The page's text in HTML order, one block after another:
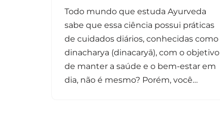
Todo mundo que estuda Ayurveda
sabe que essa ciência possui práticas
de cuidados diários, conhecidas como
dinacharya (dinacaryā), com o objetivo
de manter a saúde e o bem-estar em
dia, não é mesmo? Porém, você…